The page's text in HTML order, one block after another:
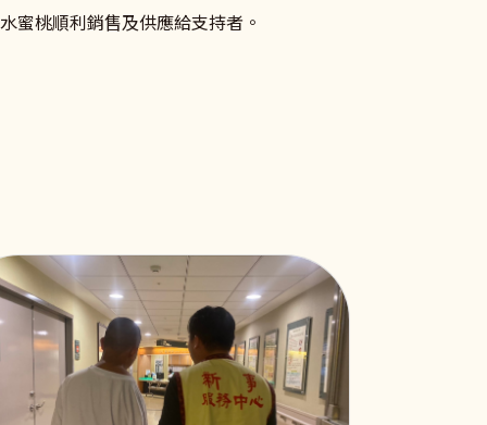
蜜桃順利銷售及供應給支持者。
進、相關法律及資源的資訊吧！